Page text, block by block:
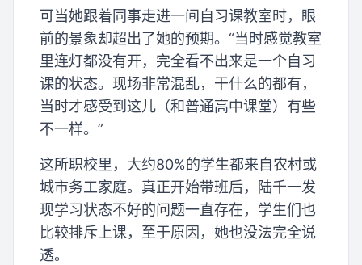
可当她跟着同事走进一间自习课教室时，眼
前的景象却超出了她的预期。“当时感觉教室
里连灯都没有开，完全看不出来是一个自习
课的状态。现场非常混乱，干什么的都有，
当时才感受到这儿（和普通高中课堂）有些
不一样。”
这所职校里，大约80%的学生都来自农村或
城市务工家庭。真正开始带班后，陆千一发
现学习状态不好的问题一直存在，学生们也
比较排斥上课，至于原因，她也没法完全说
透。